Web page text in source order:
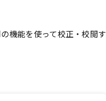
機能を使って校正・校閲す